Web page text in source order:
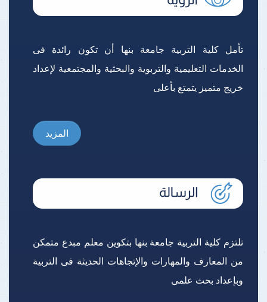
تأمل كلية التربية جامعة بنها أن تكون رائدة فى
الخدمات التعليمية والتربوية والبحثية والمجتمعية لإعداد
خريج متميز يتمتع بأعلى
المزيد
تلتزم كلية التربية جامعة بنها بتكوين معلم مبدع متمكن
من المعارف والمهارات والإتجاهات الحديثة فى التربية
وبإعداد بحث علمى